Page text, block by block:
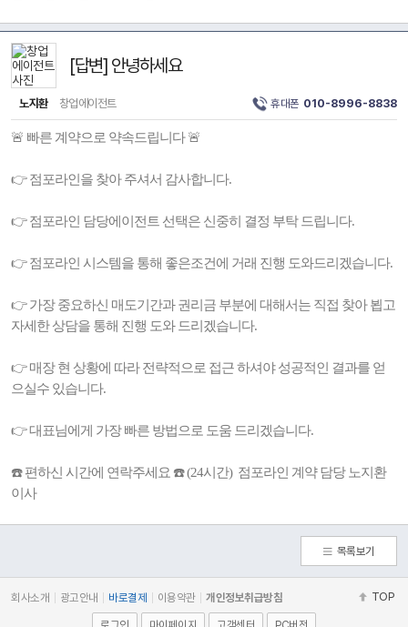
[답변] 안녕하세요
노지환 창업에이전트 휴대폰 010-8996-8838
🚨 빠른 계약으로 약속드립니다 🚨
👉 점포라인을 찾아 주셔서 감사합니다.
👉 점포라인 담당에이전트 선택은 신중히 결정 부탁 드립니다.
👉 점포라인 시스템을 통해 좋은조건에 거래 진행 도와드리겠습니다.
👉 가장 중요하신 매도기간과 권리금 부분에 대해서는 직접 찾아 뵙고
자세한 상담을 통해 진행 도와 드리겠습니다.
👉 매장 현 상황에 따라 전략적으로 접근 하셔야 성공적인 결과를 얻
으실수 있습니다.
👉 대표님에게 가장 빠른 방법으로 도움 드리겠습니다.
☎️ 편하신 시간에 연락주세요 ☎️ (24시간) 점포라인 계약 담당 노지환
이사
목록보기
회사소개 광고안내 바로결제 이용약관 개인정보취급방침 TOP